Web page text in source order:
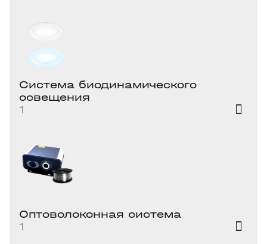
Система биодинамического
освещения
1
Оптоволоконная система
1